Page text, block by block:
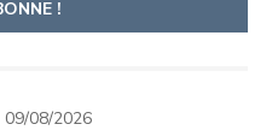
09/08/2026